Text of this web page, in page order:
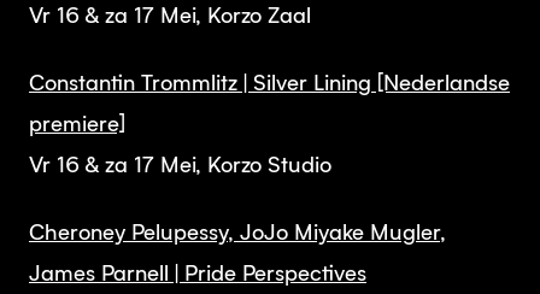
Vr 16 & za 17 Mei, Korzo Zaal
Constantin Trommlitz | Silver Lining [Nederlandse
premiere]
Vr 16 & za 17 Mei, Korzo Studio
Cheroney Pelupessy, JoJo Miyake Mugler,
James Parnell | Pride Perspectives